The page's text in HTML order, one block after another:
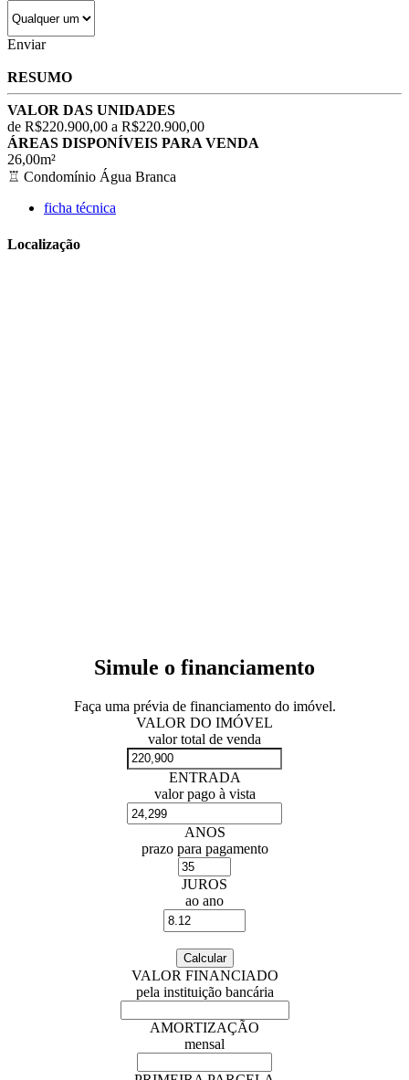
Enviar
RESUMO
VALOR DAS UNIDADES
de R$220.900,00 a R$220.900,00
ÁREAS DISPONÍVEIS PARA VENDA
26,00m²
♖ Condomínio Água Branca
ficha técnica
Localização
Simule o financiamento
Faça uma prévia de financiamento do imóvel.
VALOR DO IMÓVEL
valor total de venda
ENTRADA
valor pago à vista
ANOS
prazo para pagamento
JUROS
ao ano
VALOR FINANCIADO
pela instituição bancária
AMORTIZAÇÃO
mensal